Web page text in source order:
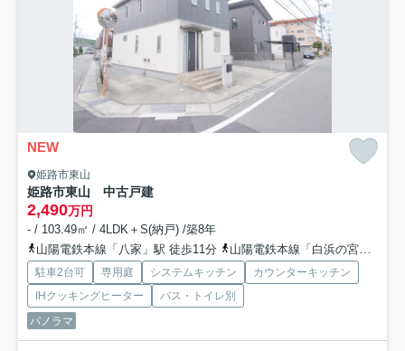
NEW
姫路市東山
姫路市東山 中古戸建
2,490万円
- / 103.49㎡ / 4LDK＋S(納戸) /築8年
山陽電鉄本線「八家」駅 徒歩11分
山陽電鉄本線「白浜の宮」駅 徒歩22分
駐車2台可 専用庭 システムキッチン
カウンターキッチン
IHクッキングヒーター
バス・トイレ別
パノラマ